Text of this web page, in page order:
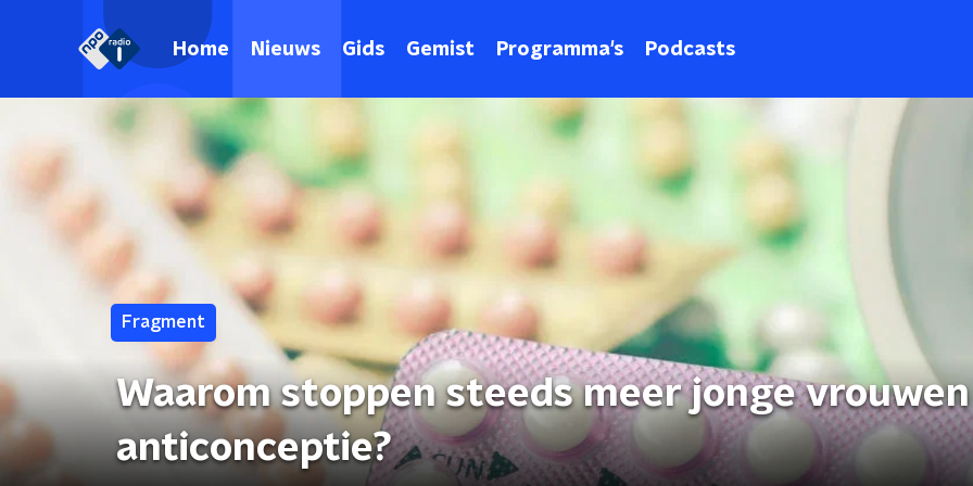
Home Nieuws Gids Gemist Programma's Podcasts
Fragment
Waarom stoppen steeds meer jonge
anticonceptie?